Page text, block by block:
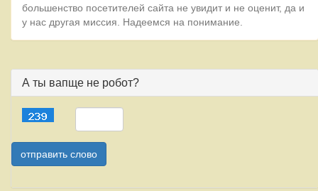
большенство посетителей сайта не увидит и не оценит, да и
у нас другая миссия. Надеемся на понимание.
А ты вапще не робот?